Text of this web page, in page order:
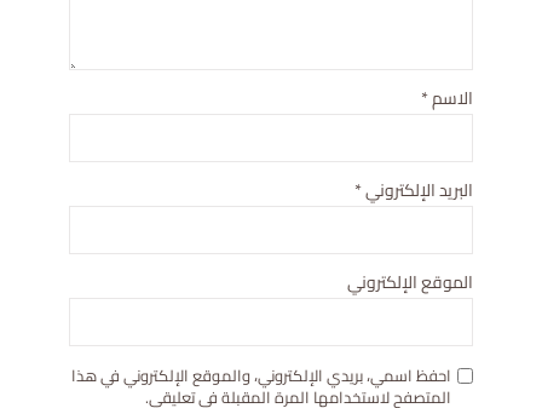
الاسم*
البريد الإلكتروني*
الموقع الإلكتروني
احفظ اسمي، بريدي الإلكتروني، والموقع الإلكتروني في هذا
المتصفح لاستخدامها المرة المقبلة في تعليقي.